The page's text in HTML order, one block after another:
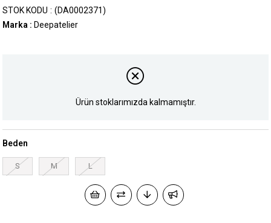
(DA0002371)
STOK KODU
Marka : Deepatelier
Ürün stoklarımızda kalmamıştır.
Beden
S M L